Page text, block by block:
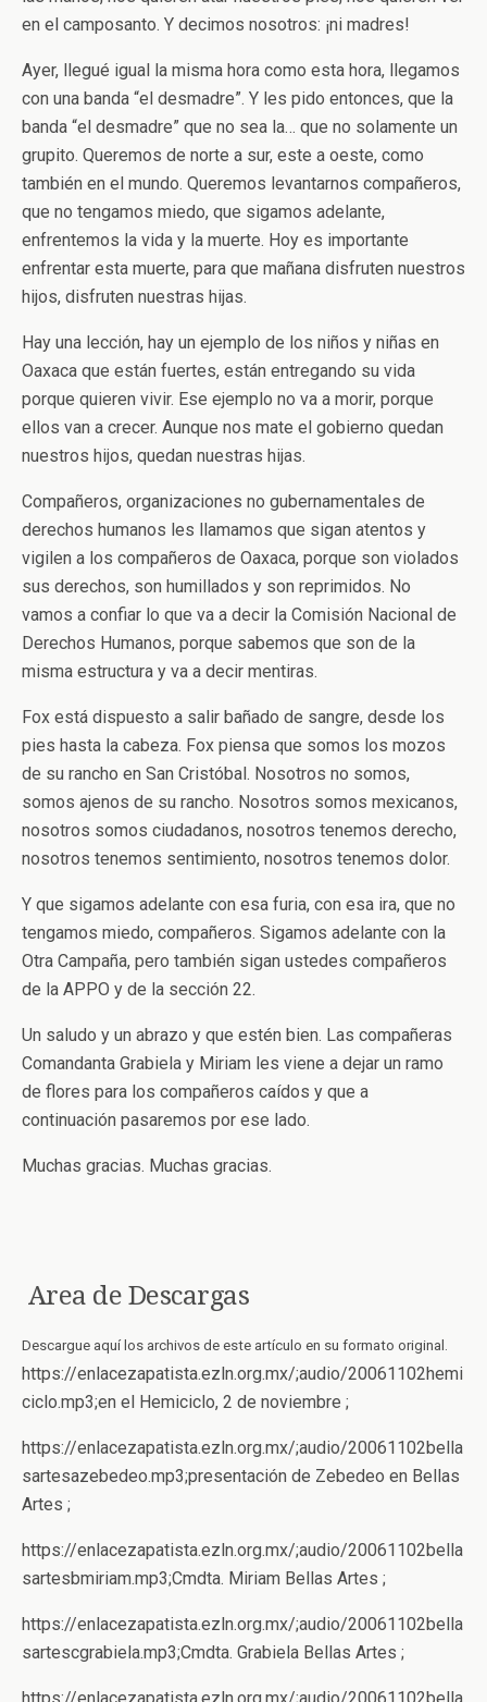
en el camposanto. Y decimos nosotros: ¡ni madres!
Ayer, llegué igual la misma hora como esta hora, llegamos
con una banda “el desmadre”. Y les pido entonces, que la
banda “el desmadre” que no sea la… que no solamente un
grupito. Queremos de norte a sur, este a oeste, como
también en el mundo. Queremos levantarnos compañeros,
que no tengamos miedo, que sigamos adelante,
enfrentemos la vida y la muerte. Hoy es importante
enfrentar esta muerte, para que mañana disfruten nuestros
hijos, disfruten nuestras hijas.
Hay una lección, hay un ejemplo de los niños y niñas en
Oaxaca que están fuertes, están entregando su vida
porque quieren vivir. Ese ejemplo no va a morir, porque
ellos van a crecer. Aunque nos mate el gobierno quedan
nuestros hijos, quedan nuestras hijas.
Compañeros, organizaciones no gubernamentales de
derechos humanos les llamamos que sigan atentos y
vigilen a los compañeros de Oaxaca, porque son violados
sus derechos, son humillados y son reprimidos. No
vamos a confiar lo que va a decir la Comisión Nacional de
Derechos Humanos, porque sabemos que son de la
misma estructura y va a decir mentiras.
Fox está dispuesto a salir bañado de sangre, desde los
pies hasta la cabeza. Fox piensa que somos los mozos
de su rancho en San Cristóbal. Nosotros no somos,
somos ajenos de su rancho. Nosotros somos mexicanos,
nosotros somos ciudadanos, nosotros tenemos derecho,
nosotros tenemos sentimiento, nosotros tenemos dolor.
Y que sigamos adelante con esa furia, con esa ira, que no
tengamos miedo, compañeros. Sigamos adelante con la
Otra Campaña, pero también sigan ustedes compañeros
de la APPO y de la sección 22.
Un saludo y un abrazo y que estén bien. Las compañeras
Comandanta Grabiela y Miriam les viene a dejar un ramo
de flores para los compañeros caídos y que a
continuación pasaremos por ese lado.
Muchas gracias. Muchas gracias.
Area de Descargas
Descargue aquí los archivos de este artículo en su formato original.
https://enlacezapatista.ezln.org.mx/;audio/20061102hemi
ciclo.mp3;en el Hemiciclo, 2 de noviembre ;
https://enlacezapatista.ezln.org.mx/;audio/20061102bella
sartesazebedeo.mp3;presentación de Zebedeo en Bellas
Artes ;
https://enlacezapatista.ezln.org.mx/;audio/20061102bella
sartesbmiriam.mp3;Cmdta. Miriam Bellas Artes ;
https://enlacezapatista.ezln.org.mx/;audio/20061102bella
sartescgrabiela.mp3;Cmdta. Grabiela Bellas Artes ;